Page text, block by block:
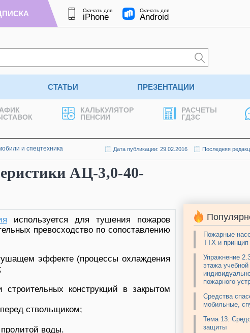
Скачать для
iPhone
Скачать для
Android
СТАТЬИ ПРЕЗЕНТАЦИИ
КАЛЬКУЛЯТОР
ПЕНСИИ
РАСЧЕТЫ
ГДЗС
и спецтехника Дата публикации: 29.02.2016 Последняя
АЦ-3,0-40-
используется для тушения пожаров
превосходство по сопоставлению
эффекте(процессы охлаждения
строительных конструкций в закрытом
перед ствольщиком;
пролитой воды.
Пожарные
ТТХ и принцип
Упражнение
этажа
пожарного
Средства
мобильные,
Тема 13:
защиты